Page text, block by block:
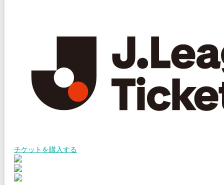
チケットを購入する